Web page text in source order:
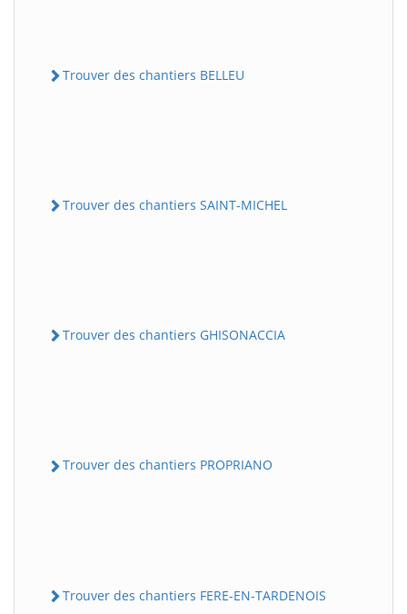
Trouver des chantiers BELLEU
Trouver des chantiers SAINT-MICHEL
Trouver des chantiers GHISONACCIA
Trouver des chantiers PROPRIANO
Trouver des chantiers FERE-EN-TARDENOIS